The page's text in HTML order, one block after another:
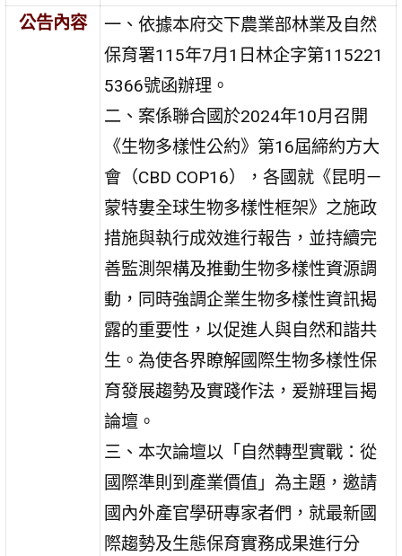
公告內容
一、依據本府交下農業部林業及自然
保育署115年7月1日林企字第115221
5366號函辦理。
二、案係聯合國於2024年10月召開
《生物多樣性公約》第16屆締約方大
會（CBD COP16），各國就《昆明－
蒙特婁全球生物多樣性框架》之施政
措施與執行成效進行報告，並持續完
善監測架構及推動生物多樣性資源調
動，同時強調企業生物多樣性資訊揭
露的重要性，以促進人與自然和諧共
生。為使各界瞭解國際生物多樣性保
育發展趨勢及實踐作法，爰辦理旨揭
論壇。
三、本次論壇以「自然轉型實戰：從
國際準則到產業價值」為主題，邀請
國內外產官學研專家者們，就最新國
際趨勢及生態保育實務成果進行分